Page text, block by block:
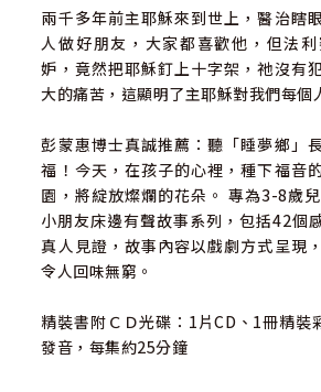
兩千多年前主耶穌來到世上，醫治瞎
人做好朋友，大家都喜歡他，但法
妒，竟然把耶穌釘上十字架，祂沒有
大的痛苦，這顯明了主耶穌對我們每個
彭蒙惠博士真誠推薦：聽「睡夢鄉」
福！今天，在孩子的心裡，種下福音
園，將綻放燦爛的花朵。 專為3-8歲
小朋友床邊有聲故事系列，包括42個
真人見證，故事內容以戲劇方式呈現
令人回味無窮。
精裝書附ＣＤ光碟：1片CD、1冊精裝
發音，每集約25分鐘